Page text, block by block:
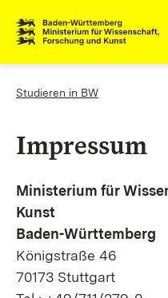
You are here:
Studieren in BW
Impressum
Ministerium für
Kunst
Baden-Württemberg
Königstraße 46
70173 Stuttgart